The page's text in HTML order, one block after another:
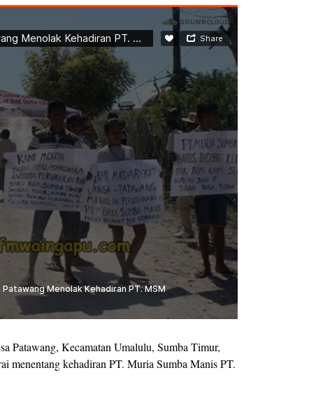
Patawang, Kecamatan Umalulu, Sumba Timur,
menentang kehadiran PT. Muria Sumba Manis PT.